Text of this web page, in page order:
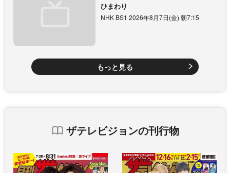
ひまわり
NHK BS1 2026年8月7日(金) 朝7:15
もっと見る
ザテレビジョンの刊行物